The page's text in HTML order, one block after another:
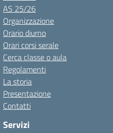
AS 25/26
Organizzazione
Orario diurno
Orari corsi serale
Cerca classe o aula
Regolamenti
La storia
Presentazione
Contatti
Servizi